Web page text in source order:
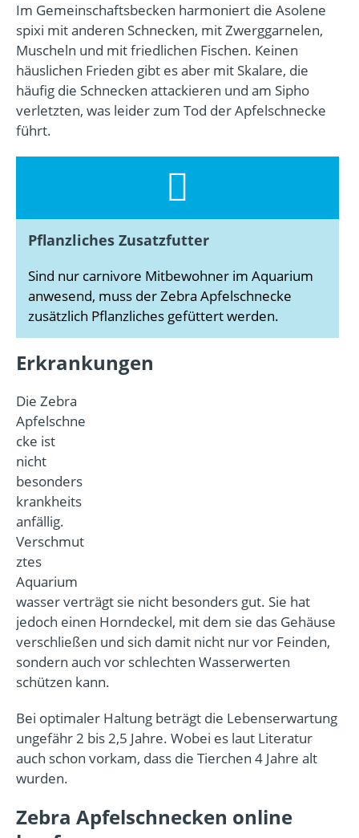
Im Gemeinschaftsbecken harmoniert die Asolene
spixi mit anderen Schnecken, mit Zwerggarnelen,
Muscheln und mit friedlichen Fischen. Keinen
häuslichen Frieden gibt es aber mit Skalare, die
häufig die Schnecken attackieren und am Sipho
verletzten, was leider zum Tod der Apfelschnecke
führt.
Pflanzliches Zusatzfutter
Sind nur carnivore Mitbewohner im Aquarium
anwesend, muss der Zebra Apfelschnecke
zusätzlich Pflanzliches gefüttert werden.
Erkrankungen
Die Zebra
Apfelschne
cke ist
nicht
besonders
krankheits
anfällig.
Verschmut
ztes
Aquarium
wasser verträgt sie nicht besonders gut. Sie hat
jedoch einen Horndeckel, mit dem sie das Gehäuse
verschließen und sich damit nicht nur vor Feinden,
sondern auch vor schlechten Wasserwerten
schützen kann.
Bei optimaler Haltung beträgt die Lebenserwartung
ungefähr 2 bis 2,5 Jahre. Wobei es laut Literatur
auch schon vorkam, dass die Tierchen 4 Jahre alt
wurden.
Zebra Apfelschnecken online